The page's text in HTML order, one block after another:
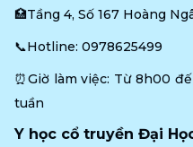
🏥Tầng 4, Số 167 Hoàng
📞Hotline: 0978625499
⏰Giờ làm việc: Từ 8h00
tuần
Y học cổ truyền Đại